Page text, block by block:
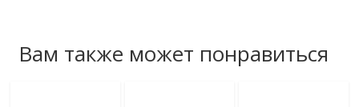
Вам также может понравиться